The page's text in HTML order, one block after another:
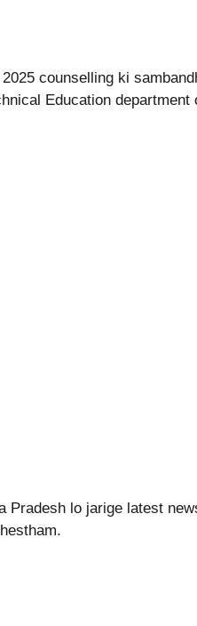
counselling ki
Education
Pradesh lo jarige latest